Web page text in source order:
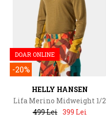
DOAR ONLINE
-20%
HELLY HANSEN
Lifa Merino Midweight 1/2
Zip
499 Lei 399 Lei